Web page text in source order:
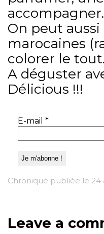
On peut
marocaines
colorer le tout.
A déguster
Délicious !!!
E-mail *
Chronique publiée le 24
Leave a